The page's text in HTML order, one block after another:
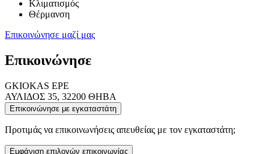
Κλιματισμός
Θέρμανση
Επικοινώνησε μαζί μας
Επικοινώνησε
GKIOKAS EPE
ΑΥΛΙΔΟΣ 35, 32200 ΘΗΒΑ
Επικοινώνησε με εγκαταστάτη
Προτιμάς να επικοινωνήσεις απευθείας με τον εγκαταστάτη;
Εμφάνιση επιλογών επικοινωνίας